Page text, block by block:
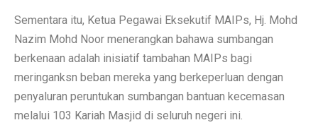
Sementara itu, Ketua Pegawai Eksekutif MAIPs, Hj. Mohd
Nazim Mohd Noor menerangkan bahawa sumbangan
berkenaan adalah inisiatif tambahan MAIPs bagi
meringanksn beban mereka yang berkeperluan dengan
penyaluran peruntukan sumbangan bantuan kecemasan
melalui 103 Kariah Masjid di seluruh negeri ini.